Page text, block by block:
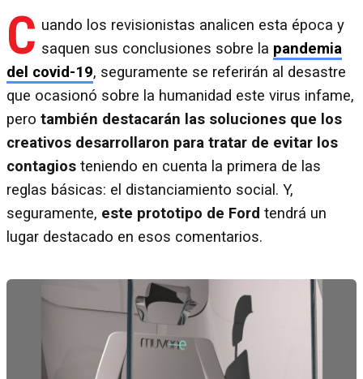
C uando los revisionistas analicen esta época y
saquen sus conclusiones sobre la pandemia
del covid-19, seguramente se referirán al desastre
que ocasionó sobre la humanidad este virus infame,
pero también destacarán las soluciones que los
creativos desarrollaron para tratar de evitar los
contagios teniendo en cuenta la primera de las
reglas básicas: el distanciamiento social. Y,
seguramente, este prototipo de Ford tendrá un
lugar destacado en esos comentarios.